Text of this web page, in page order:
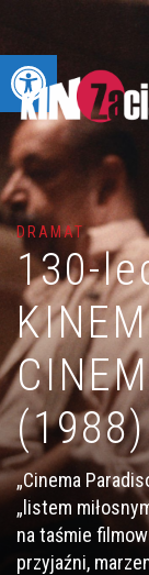
Otwórz pasek narzędzi
DRAMAT
130-
(1988)
„Cinema
„listem
na taśmie
przyjaźni,